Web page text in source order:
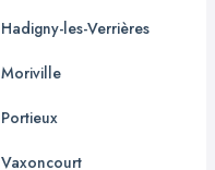
Hadigny-les-Verrières
Moriville
Portieux
Vaxoncourt